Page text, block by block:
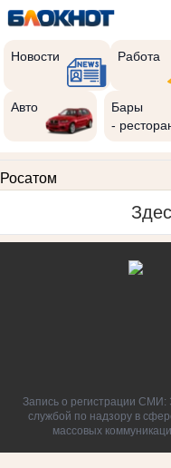
Новости Работа
Авто
Бары
-
Росатом
Запись о регистрации
службой по надзору в
массовых